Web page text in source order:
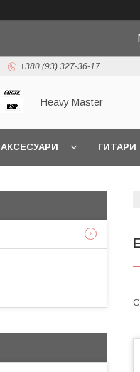
+380 (93) 327-36-17
Heavy Master
АКСЕСУАРИ ГИТАРИ